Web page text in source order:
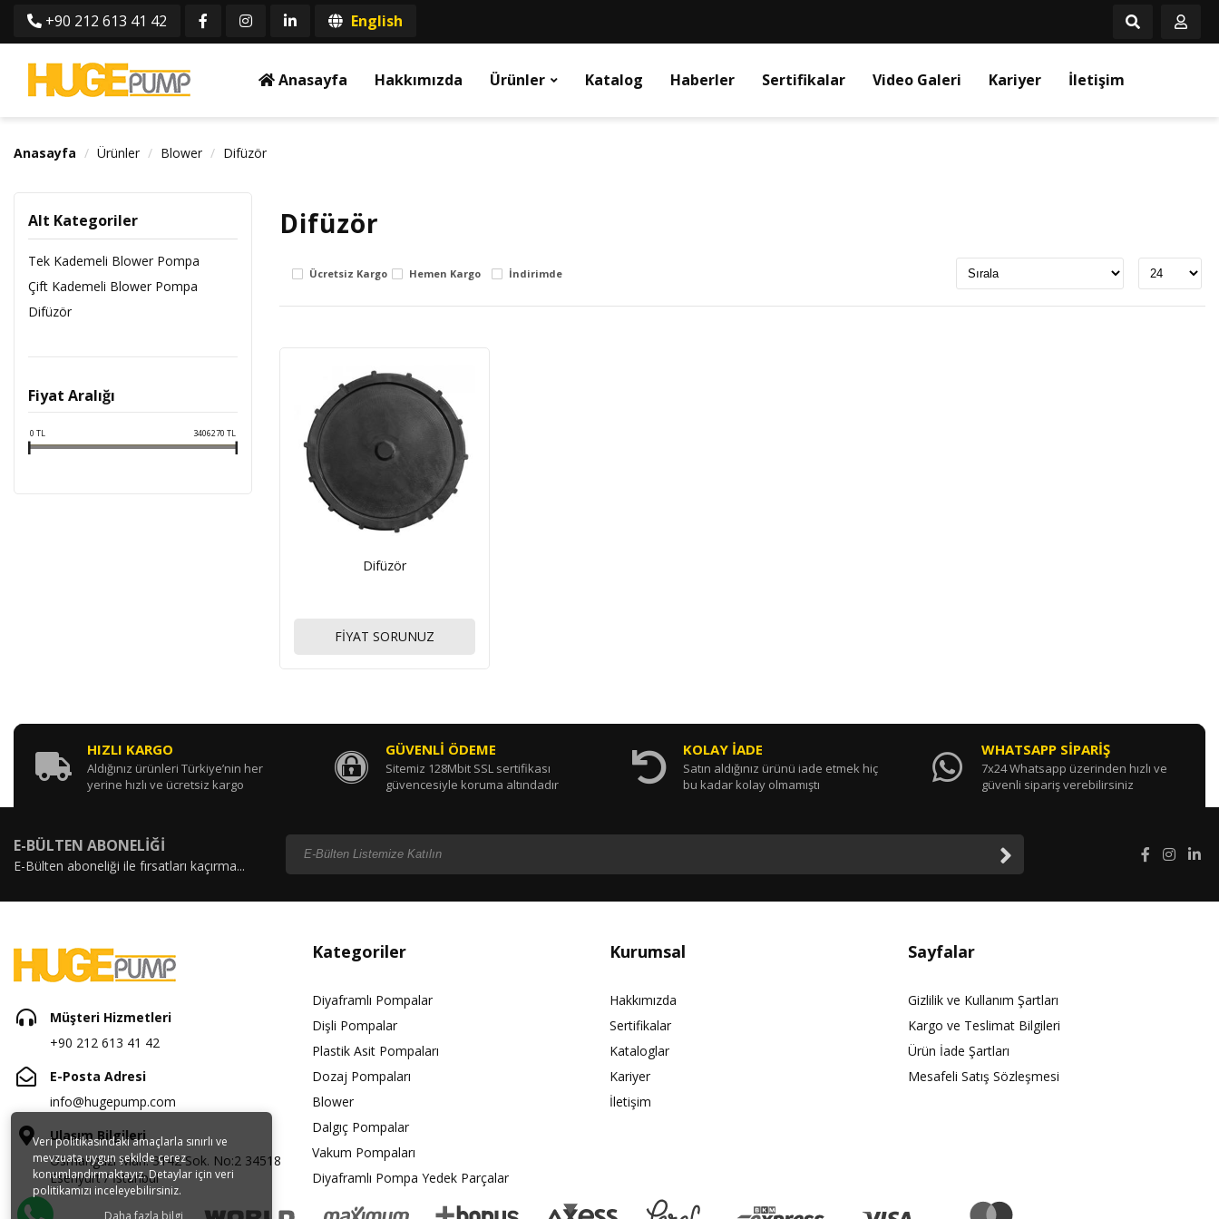
Veri politikasındaki amaçlarla sınırlı ve
mevzuata uygun şekilde çerez
konumlandırmaktayız. Detaylar için veri
politikamızı inceleyebilirsiniz.
Daha fazla bilgi
+90 212 613 41 42 English
Anasayfa Hakkımızda Ürünler Katalog Haberler Sertifikalar Video Galeri Kariyer İletişim
Anasayfa Ürünler Blower Difüzör
Alt Kategoriler
Tek Kademeli Blower Pompa
Çift Kademeli Blower Pompa
Difüzör
Fiyat Aralığı
0 TL 3406270 TL
Difüzör
Ücretsiz Kargo Hemen Kargo İndirimde
Difüzör
FİYAT SORUNUZ
HIZLI KARGO
Aldığınız ürünleri Türkiye’nin her
yerine hızlı ve ücretsiz kargo
GÜVENLİ ÖDEME
Sitemiz 128Mbit SSL sertifikası
güvencesiyle koruma altındadır
KOLAY İADE
Satın aldığınız ürünü iade etmek hiç
bu kadar kolay olmamıştı
WHATSAPP SİPARİŞ
7x24 Whatsapp üzerinden hızlı ve
güvenli sipariş verebilirsiniz
E-BÜLTEN ABONELİĞİ
E-Bülten aboneliği ile fırsatları kaçırma...
Müşteri Hizmetleri
+90 212 613 41 42
E-Posta Adresi
info@hugepump.com
Ulaşım Bilgileri
Osmangazi Mah. 3142 Sok. No:2 34518
Esenyurt / İstanbul
Kategoriler
Diyaframlı Pompalar
Dişli Pompalar
Plastik Asit Pompaları
Dozaj Pompaları
Blower
Dalgıç Pompalar
Vakum Pompaları
Diyaframlı Pompa Yedek Parçalar
Kurumsal
Hakkımızda
Sertifikalar
Kataloglar
Kariyer
İletişim
Sayfalar
Gizlilik ve Kullanım Şartları
Kargo ve Teslimat Bilgileri
Ürün İade Şartları
Mesafeli Satış Sözleşmesi